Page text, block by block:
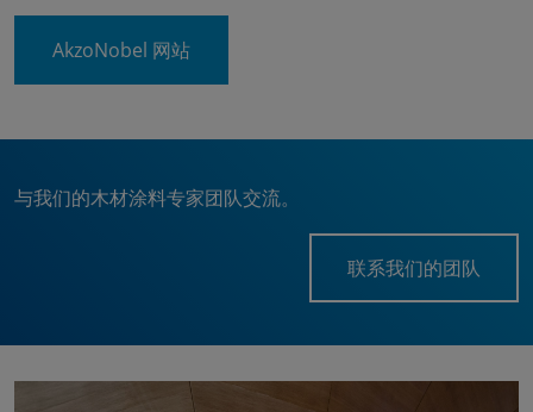
AkzoNobel 网站
与我们的木材涂料专家团队交流。
联系我们的团队